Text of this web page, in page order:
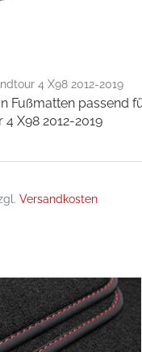
4 X98 2012-2019
Fußmatten passend
X98 2012-2019
Versandkosten